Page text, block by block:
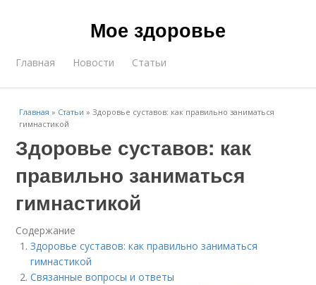
Мое здоровье
Главная Новости Статьи
Главная » Статьи »Здоровье суставов: как правильно заниматься
гимнастикой
Здоровье суставов: как
правильно заниматься
гимнастикой
Содержание
Здоровье суставов: как правильно заниматься
гимнастикой
Связанные вопросы и ответы